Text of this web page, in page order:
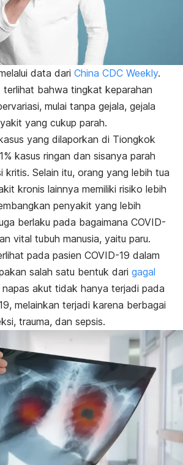
data dari China CDC Weekly.
bahwa tingkat keparahan
mulai tanpa gejala, gejala
yang cukup parah.
yang dilaporkan di Tiongkok
kasus ringan dan sisanya parah
kritis. Selain itu, orang yang lebih tua
kronis lainnya memiliki risiko lebih
penyakit yang lebih
berlaku pada bagaimana COVID-
vital tubuh manusia, yaitu paru.
pada pasien COVID-19 dalam
salah satu bentuk dari gagal
napas akut tidak hanya terjadi pada
melainkan terjadi karena berbagai
trauma, dan sepsis.